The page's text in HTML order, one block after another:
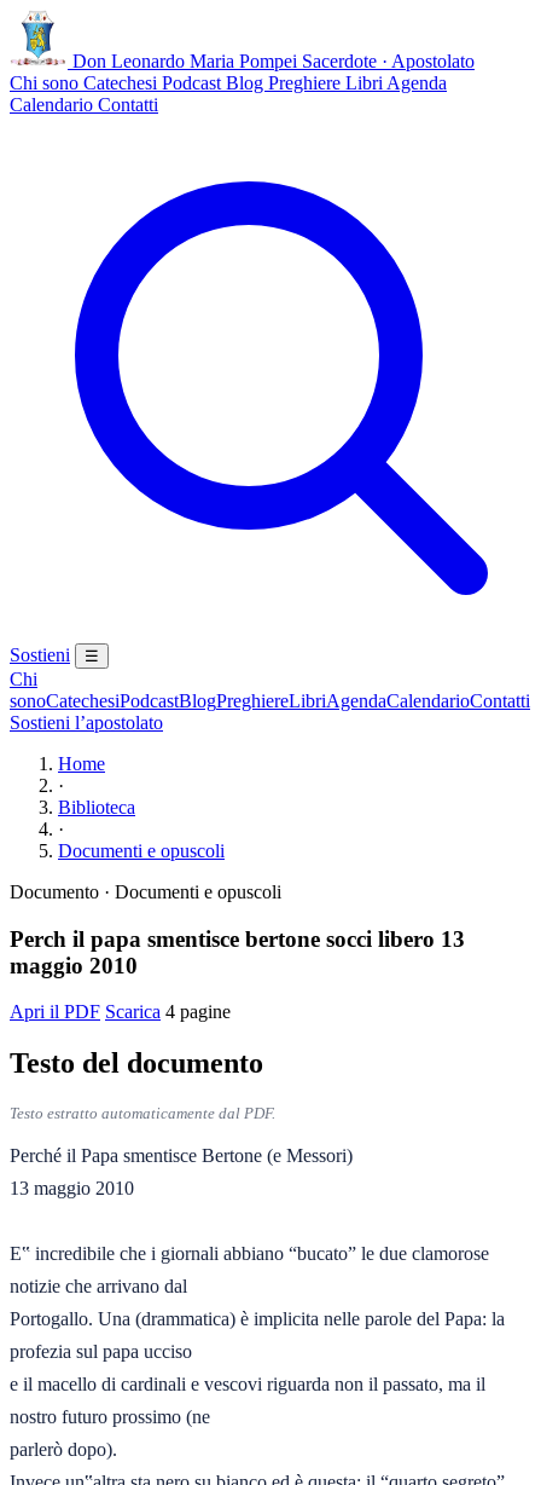
Don Leonardo Maria Pompei Sacerdote · Apostolato
Chi sono Catechesi Podcast Blog Preghiere Libri Agenda
Calendario Contatti
Sostieni ☰
Chi
sonoCatechesiPodcastBlogPreghiereLibriAgendaCalendarioContatti
Sostieni l’apostolato
Home
·
Biblioteca
·
Documenti e opuscoli
Documento · Documenti e opuscoli
Perch il papa smentisce bertone socci libero 13
maggio 2010
Apri il PDF Scarica 4 pagine
Testo del documento
Testo estratto automaticamente dal PDF.
Perché il Papa smentisce Bertone (e Messori)
13 maggio 2010
E‟ incredibile che i giornali abbiano “bucato” le due clamorose
notizie che arrivano dal
Portogallo. Una (drammatica) è implicita nelle parole del Papa: la
profezia sul papa ucciso
e il macello di cardinali e vescovi riguarda non il passato, ma il
nostro futuro prossimo (ne
parlerò dopo).